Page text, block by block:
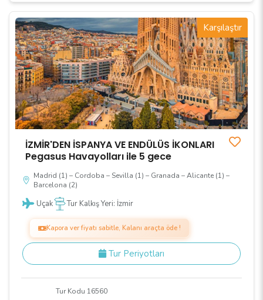
Karşılaştır
İZMİR'DEN İSPANYA VE ENDÜLÜS İKONLARI
Pegasus Havayolları ile 5 gece
Madrid (1) – Cordoba – Sevilla (1) – Granada – Alicante (1) –
Barcelona (2)
Uçak Tur Kalkış Yeri: İzmir
Kapora ver fiyatı sabitle, Kalanı araçta öde !
Tur Periyotları
Tur Kodu 16560